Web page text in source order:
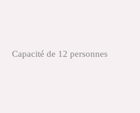
Capacité de 12 personnes